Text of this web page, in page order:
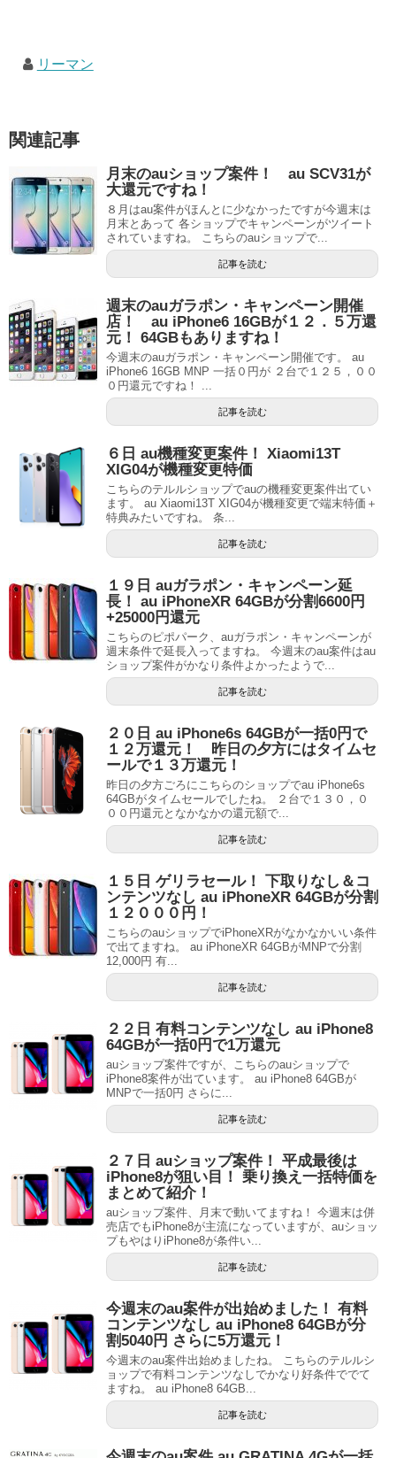
リーマン
関連記事
月末のauショップ案件！ au SCV31が
大還元ですね！
８月はau案件がほんとに少なかったですが今週末は
月末とあって 各ショップでキャンペーンがツイート
されていますね。 こちらのauショップで...
記事を読む
週末のauガラポン・キャンペーン開催
店！ au iPhone6 16GBが１２．５万還
元！ 64GBもありますね！
今週末のauガラポン・キャンペーン開催です。 au
iPhone6 16GB MNP 一括０円が ２台で１２５，００
０円還元ですね！ ...
記事を読む
６日 au機種変更案件！ Xiaomi13T
XIG04が機種変更特価
こちらのテルルショップでauの機種変更案件出てい
ます。 au Xiaomi13T XIG04が機種変更で端末特価＋
特典みたいですね。 条...
記事を読む
１９日 auガラポン・キャンペーン延
長！ au iPhoneXR 64GBが分割6600円
+25000円還元
こちらのピポパーク、auガラポン・キャンペーンが
週末条件で延長入ってますね。 今週末のau案件はau
ショップ案件がかなり条件よかったようで...
記事を読む
２０日 au iPhone6s 64GBが一括0円で
１２万還元！ 昨日の夕方にはタイムセ
ールで１３万還元！
昨日の夕方ごろにこちらのショップでau iPhone6s
64GBがタイムセールでしたね。 ２台で１３０，０
００円還元となかなかの還元額で...
記事を読む
１５日 ゲリラセール！ 下取りなし＆コ
ンテンツなし au iPhoneXR 64GBが分割
１２０００円！
こちらのauショップでiPhoneXRがなかなかいい条件
で出てますね。 au iPhoneXR 64GBがMNPで分割
12,000円 有...
記事を読む
２２日 有料コンテンツなし au iPhone8
64GBが一括0円で1万還元
auショップ案件ですが、こちらのauショップで
iPhone8案件が出ています。 au iPhone8 64GBが
MNPで一括0円 さらに...
記事を読む
２７日 auショップ案件！ 平成最後は
iPhone8が狙い目！ 乗り換え一括特価を
まとめて紹介！
auショップ案件、月末で動いてますね！ 今週末は併
売店でもiPhone8が主流になっていますが、auショッ
プもやはりiPhone8が条件い...
記事を読む
今週末のau案件が出始めました！ 有料
コンテンツなし au iPhone8 64GBが分
割5040円 さらに5万還元！
今週末のau案件出始めましたね。 こちらのテルルシ
ョップで有料コンテンツなしでかなり好条件ででて
ますね。 au iPhone8 64GB...
記事を読む